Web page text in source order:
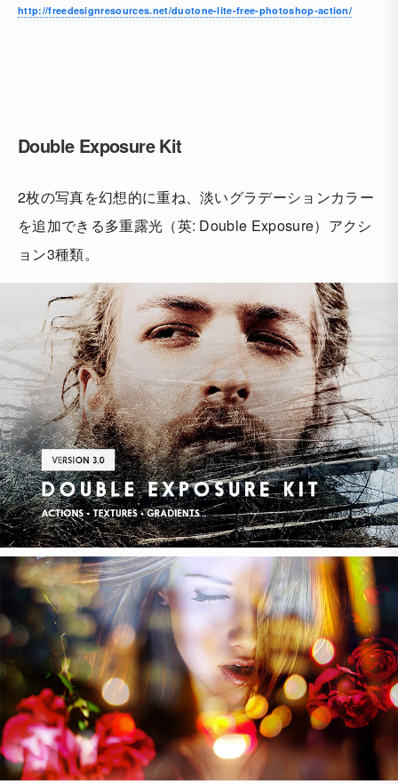
http://freedesignresources.net/duotone-lite-free-photoshop-action/
Double Exposure Kit
2枚の写真を幻想的に重ね、淡いグラデーションカラー
を追加できる多重露光（英: Double Exposure）アクシ
ョン3種類。